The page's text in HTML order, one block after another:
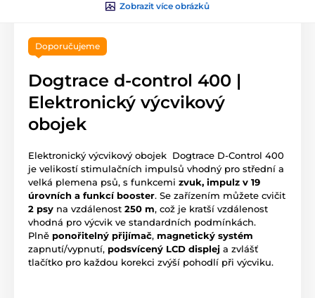
Zobrazit více obrázků
Doporučujeme
Dogtrace d-control 400 |
Elektronický výcvikový
obojek
Elektronický výcvikový obojek Dogtrace D-Control 400
je velikostí stimulačních impulsů vhodný pro střední a
velká plemena psů, s funkcemi zvuk, impulz v 19
úrovních a funkcí booster. Se zařízením můžete cvičit
2 psy na vzdálenost 250 m, což je kratší vzdálenost
vhodná pro výcvik ve standardních podmínkách.
Plně ponořitelný přijímač, magnetický systém
zapnutí/vypnutí, podsvícený LCD displej a zvlášť
tlačítko pro každou korekci zvýší pohodlí při výcviku.